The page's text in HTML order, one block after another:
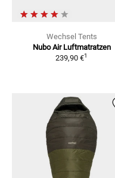
Wechsel Tents
Nubo Air Luftmatratzen
239,90 €1